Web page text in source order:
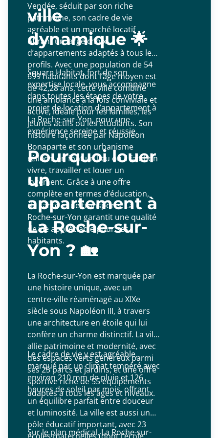
ville
dynamique 🌟
Vendée, séduit par son riche
patrimoine, son cadre de vie
agréable et un marché locatif
offrant un large choix
d’appartements adaptés à tous les
profils. Avec une population de 54
699 habitants dont l’âge moyen est
de 42,28 ans, cette ville combine
une ambiance à la fois conviviale et
active, idéale pour les familles, les
jeunes actifs ou les étudiants. Son
histoire façonnée par Napoléon
Bonaparte et son urbanisme
réfléchi en font un lieu où il fait bon
vivre, travailler et louer un
logement. Grâce à une offre
complète en termes d’éducation,
de santé et de transports, La
Roche-sur-Yon garantit une qualité
de vie appréciable pour ses
habitants.
Square Habitat, fort de son
expertise locale, vous accompagne
dans toutes les étapes de votre
projet de location d’appartement à
La Roche-sur-Yon, pour une
expérience sereine et réussie.
Pourquoi louer
un
appartement à
La Roche-sur-
Yon ? 🏡
La Roche-sur-Yon est marquée par
une histoire unique, avec un
centre-ville réaménagé au XIXe
siècle sous Napoléon III, à travers
une architecture en étoile qui lui
confère un charme distinctif. La ville
allie patrimoine et modernité, avec
des espaces verts généreux parmi
ses 25 parcs et jardins, et une offre
sportive riche de 55 équipements
adaptés à tous les âges et niveaux.
Le cadre de vie y est agréable,
marqué par un climat tempéré avec
environ 210 mm de pluie et 126
heures de soleil par mois, offrant
un équilibre parfait entre douceur
et luminosité. La ville est aussi un
pôle éducatif important, avec 23
Sur le plan médical, La Roche-sur-